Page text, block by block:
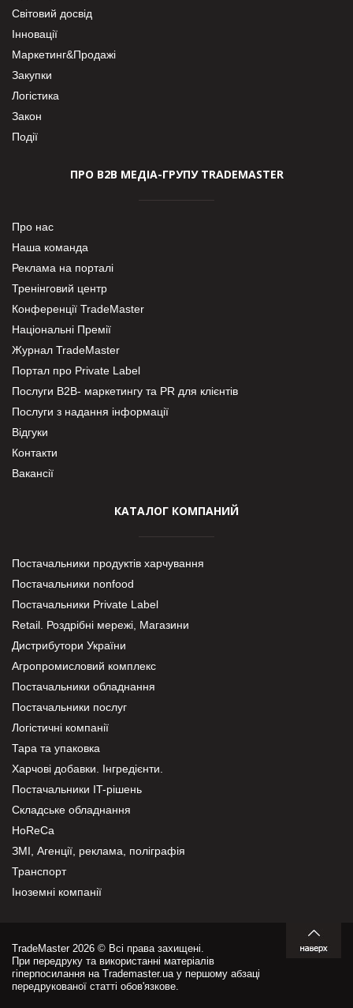
Світовий досвід
Інновації
Маркетинг&Продажі
Закупки
Логістика
Закон
Події
ПРО В2В МЕДІА-ГРУПУ TRADEMASTER
Про нас
Наша команда
Реклама на порталі
Тренінговий центр
Конференції TradeMaster
Національні Премії
Журнал TradeMaster
Портал про Private Label
Послуги В2В- маркетингу та PR для клієнтів
Послуги з надання інформації
Відгуки
Контакти
Вакансії
КАТАЛОГ КОМПАНИЙ
Постачальники продуктів харчування
Постачальники nonfood
Постачальники Private Label
Retail. Роздрібні мережі, Магазини
Дистрибутори України
Агропромисловий комплекс
Постачальники обладнання
Постачальники послуг
Логістичні компанії
Тара та упаковка
Харчові добавки. Інгредієнти.
Постачальники IT-рішень
Складське обладнання
HoReCa
ЗМІ, Агенції, реклама, поліграфія
Транспорт
Іноземні компанії
TradeMaster 2026 © Всі права захищені.
При передруку та використанні матеріалів
гіперпосилання на Trademaster.ua у першому абзаці
передрукованої статті обов'язкове.